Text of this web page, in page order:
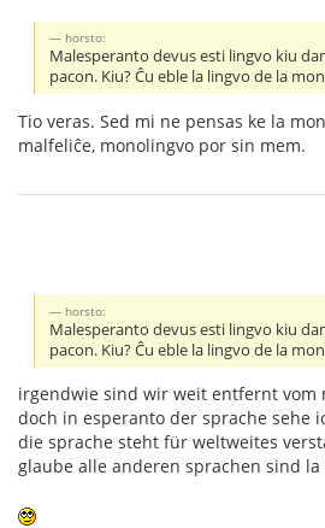
horsto:
Malesperanto devus esti lingvo kiu
pacon. Kiu? Ĉu eble la lingvo de la
Tio veras. Sed mi ne pensas ke la
malfeliĉe, monolingvo por sin mem.
horsto:
Malesperanto devus esti lingvo kiu
pacon. Kiu? Ĉu eble la lingvo de la
irgendwie sind wir weit entfernt vom
doch in esperanto der sprache sehe
die sprache steht für weltweites
glaube alle anderen sprachen sind